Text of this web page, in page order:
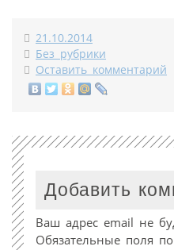
21.10.2014
Без рубрики
Оставить комментарий
Добавить
Ваш адрес email не
Обязательные поля